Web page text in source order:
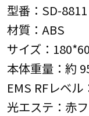
型番：SD-8811
材質：ABS
サイズ：
本体重量：約
EMS RFレベル
光エステ：赤